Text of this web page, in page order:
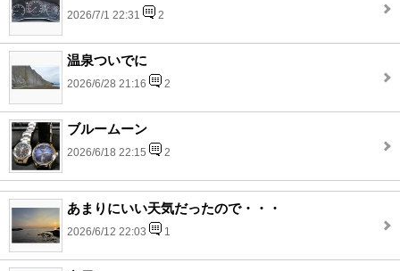
2026/7/1 22:31 2
温泉ついでに
2026/6/28 21:16 2
ブルームーン
2026/6/18 22:15 2
あまりにいい天気だったので・・・
2026/6/12 22:03 1